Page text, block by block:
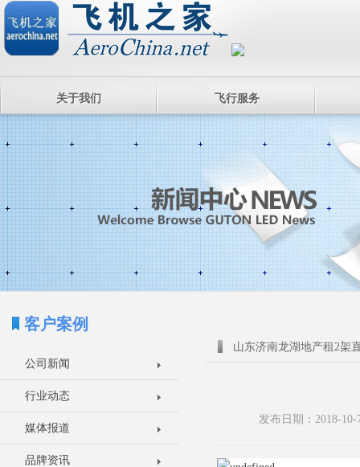
关于我们 飞行服务
客户案例
公司新闻
行业动态
媒体报道
品牌资讯
山东济南龙湖地产租2架
发布日期：2018-